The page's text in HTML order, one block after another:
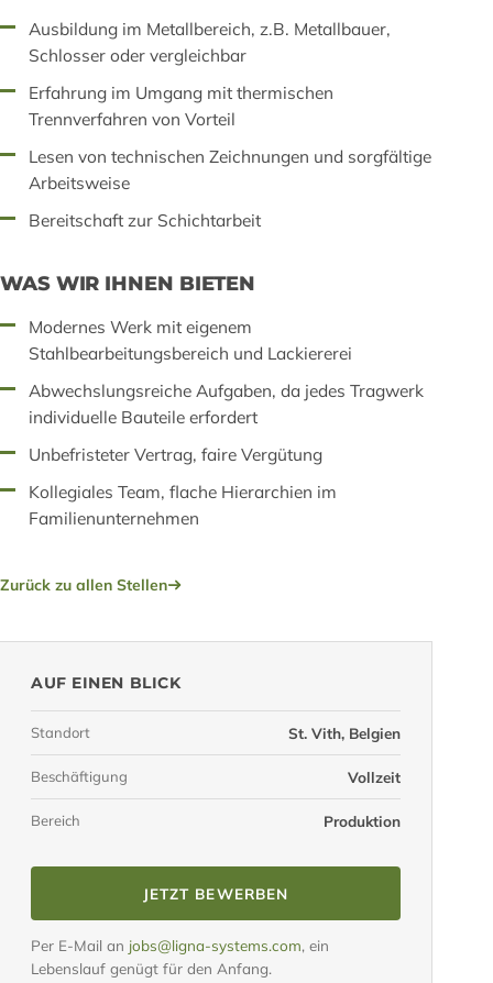
Ausbildung im Metallbereich, z.B. Metallbauer,
Schlosser oder vergleichbar
Erfahrung im Umgang mit thermischen
Trennverfahren von Vorteil
Lesen von technischen Zeichnungen und sorgfältige
Arbeitsweise
Bereitschaft zur Schichtarbeit
WAS WIR IHNEN BIETEN
Modernes Werk mit eigenem
Stahlbearbeitungsbereich und Lackiererei
Abwechslungsreiche Aufgaben, da jedes Tragwerk
individuelle Bauteile erfordert
Unbefristeter Vertrag, faire Vergütung
Kollegiales Team, flache Hierarchien im
Familienunternehmen
Zurück zu allen Stellen
AUF EINEN BLICK
Standort St. Vith, Belgien
Beschäftigung Vollzeit
Bereich Produktion
JETZT BEWERBEN
Per E-Mail an jobs@ligna-systems.com, ein
Lebenslauf genügt für den Anfang.